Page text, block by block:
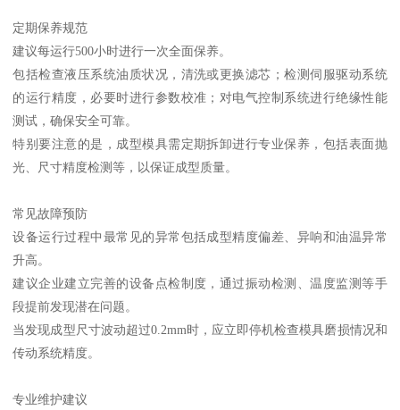
定期保养规范
建议每运行500小时进行一次全面保养。
包括检查液压系统油质状况，清洗或更换滤芯；检测伺服驱动系统
的运行精度，必要时进行参数校准；对电气控制系统进行绝缘性能
测试，确保安全可靠。
特别要注意的是，成型模具需定期拆卸进行专业保养，包括表面抛
光、尺寸精度检测等，以保证成型质量。
常见故障预防
设备运行过程中最常见的异常包括成型精度偏差、异响和油温异常
升高。
建议企业建立完善的设备点检制度，通过振动检测、温度监测等手
段提前发现潜在问题。
当发现成型尺寸波动超过0.2mm时，应立即停机检查模具磨损情况和
传动系统精度。
专业维护建议